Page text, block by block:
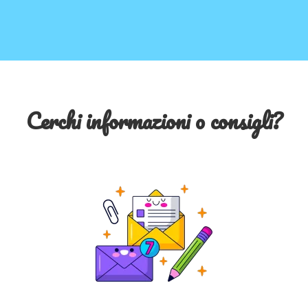
Cerchi informazioni o consigli?